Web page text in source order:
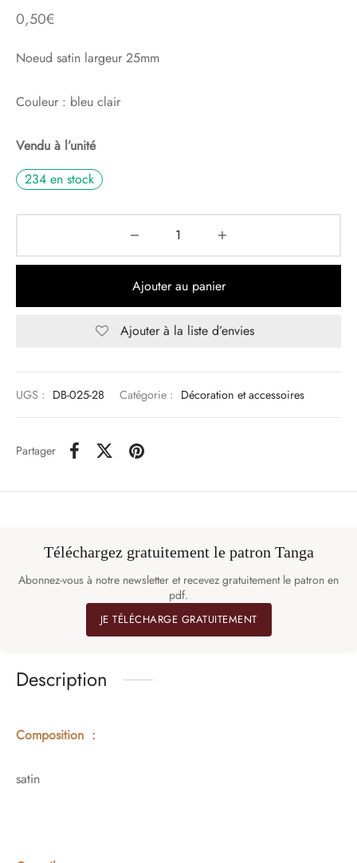
0,50€
Noeud satin largeur 25mm
Couleur : bleu clair
Vendu à l’unité
234 en stock
Ajouter au panier
Ajouter à la liste d’envies
UGS : DB-025-28 Catégorie : Décoration et accessoires
Partager
Téléchargez gratuitement le patron Tanga
Abonnez-vous à notre newsletter et recevez gratuitement le patron en
pdf.
JE TÉLÉCHARGE GRATUITEMENT
Description
Composition :
satin